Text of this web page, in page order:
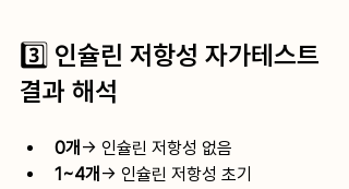
3️⃣ 인슐린 저항성 자가테스트
결과 해석
0개 → 인슐린 저항성 없음
1~4개 → 인슐린 저항성 초기